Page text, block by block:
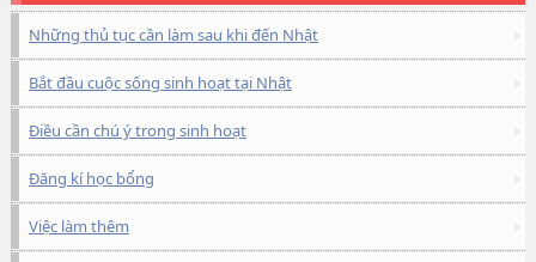
Những thủ tục cần làm sau khi đến Nhật
Bắt đầu cuộc sống sinh hoạt tại Nhật
Điều cần chú ý trong sinh hoạt
Đăng kí học bổng
Việc làm thêm